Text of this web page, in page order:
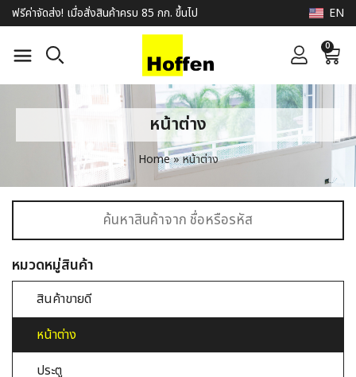
ฟรีค่าจัดส่ง! เมื่อสั่งสินค้าครบ 85 กก. ขึ้นไป EN
0
หน้าต่าง
Home»หน้าต่าง
หมวดหมู่สินค้า
สินค้าขายดี
หน้าต่าง
ประตู